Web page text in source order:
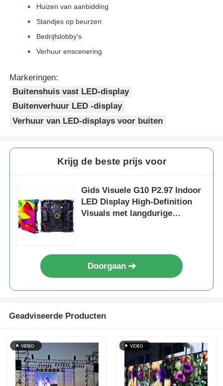
Huizen van aanbidding
Standjes op beurzen
Bedrijfslobby's
Verhuur enscenering
Markeringen:
Buitenshuis vast LED-display
Buitenverhuur LED -display
Verhuur van LED-displays voor buiten
Krijg de beste prijs voor
Gids Visuele G10 P2.97 Indoor
LED Display High-Definition
Visuals met langdurige
Doorgaan
Geadviseerde Producten